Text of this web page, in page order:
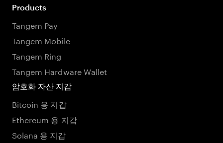
Products
Tangem Pay
Tangem Mobile
Tangem Ring
Tangem Hardware Wallet
암호화 자산 지갑
Bitcoin 용 지갑
Ethereum 용 지갑
Solana 용 지갑